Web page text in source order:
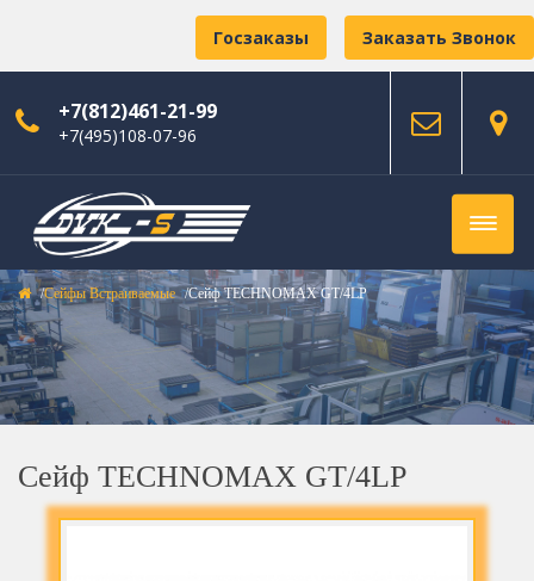
Заказать Звонок
Госзаказы
+7(812)461-21-99
+7(495)108-07-96
Сейфы Встраиваемые Сейф TECHNOMAX GT/4LP
Сейф TECHNOMAX GT/4LP